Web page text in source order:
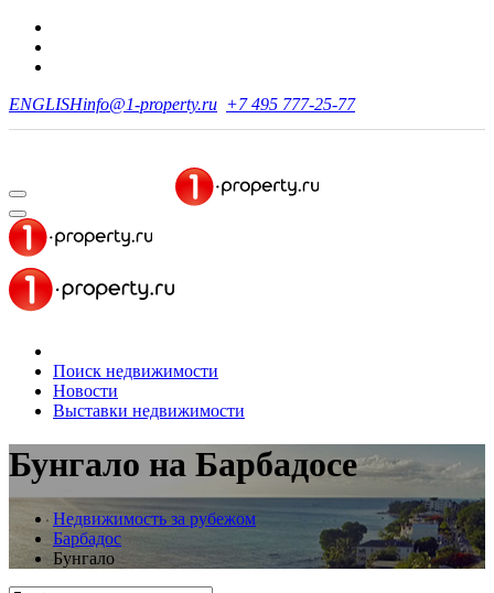
ENGLISHinfo@1-property.ru +7 495 777-25-77
Поиск недвижимости
Новости
Выставки недвижимости
Бунгало на Барбадосе
Недвижимость за рубежом
Барбадос
Бунгало